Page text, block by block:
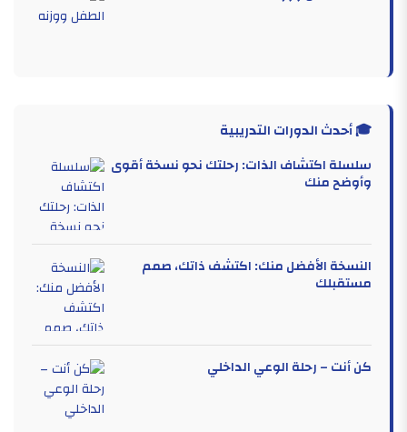
🎓 أحدث الدورات التدريبية
سلسلة اكتشاف الذات: رحلتك نحو نسخة أقوى
وأوضح منك
النسخة الأفضل منك: اكتشف ذاتك، صمم
مستقبلك
كن أنت – رحلة الوعي الداخلي